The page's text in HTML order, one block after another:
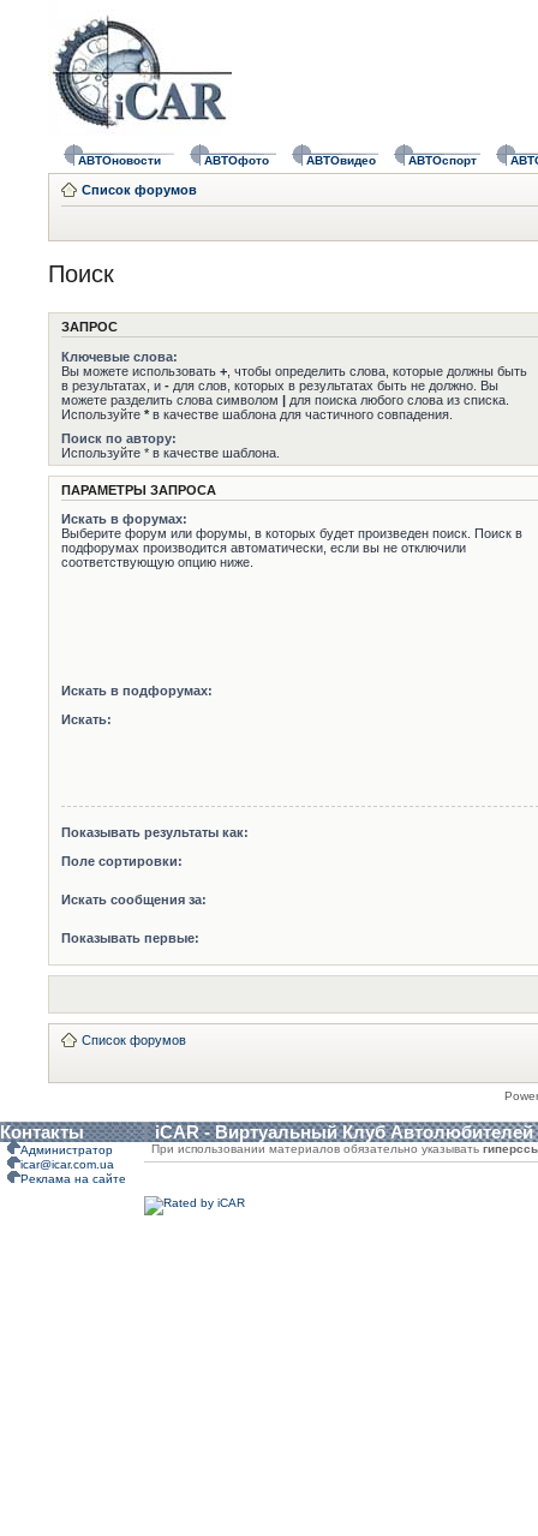
АВТОновости АВТОфото АВТОвидео АВТОспорт
Список форумов
Поиск
ЗАПРОС
Ключевые слова:
Вы можете использовать + , чтобы определить слова, которые должны быть
в результатах, и - для слов, которых в результатах быть не должно. Вы
можете разделить слова символом | для поиска любого слова из списка.
Используйте * в качестве шаблона для частичного совпадения.
Поиск по автору:
Используйте * в качестве шаблона.
ПАРАМЕТРЫ ЗАПРОСА
Искать в форумах:
Выберите форум или форумы, в которых будет произведен поиск. Поиск в
подфорумах производится автоматически, если вы не отключили
соответствующую опцию ниже.
Искать в подфорумах:
Искать:
Показывать результаты как:
Поле сортировки:
Искать сообщения за:
Показывать первые:
Список форумов
Контакты iCAR - Виртуальный Клуб Автолюбителей
Администратор
icar@icar.com.ua
Реклама на сайте
При использовании материалов обязательно указывать